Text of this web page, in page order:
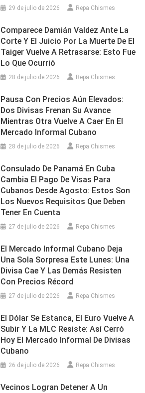
29 de julio de 2026 Repa Chismes
Comparece Damián Valdez Ante La
Corte Y El Juicio Por La Muerte De El
Taiger Vuelve A Retrasarse: Esto Fue
Lo Que Ocurrió
28 de julio de 2026 Repa Chismes
Pausa Con Precios Aún Elevados:
Dos Divisas Frenan Su Avance
Mientras Otra Vuelve A Caer En El
Mercado Informal Cubano
28 de julio de 2026 Repa Chismes
Consulado De Panamá En Cuba
Cambia El Pago De Visas Para
Cubanos Desde Agosto: Estos Son
Los Nuevos Requisitos Que Deben
Tener En Cuenta
27 de julio de 2026 Repa Chismes
El Mercado Informal Cubano Deja
Una Sola Sorpresa Este Lunes: Una
Divisa Cae Y Las Demás Resisten
Con Precios Récord
27 de julio de 2026 Repa Chismes
El Dólar Se Estanca, El Euro Vuelve A
Subir Y La MLC Resiste: Así Cerró
Hoy El Mercado Informal De Divisas
Cubano
26 de julio de 2026 Repa Chismes
Vecinos Logran Detener A Un